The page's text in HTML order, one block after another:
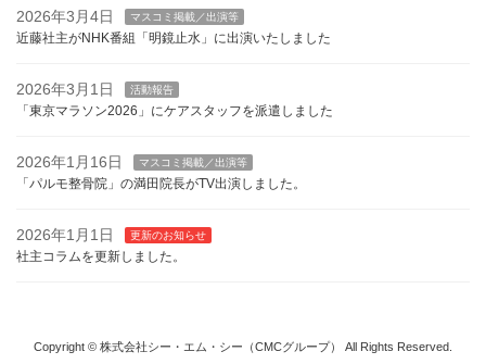
2026年3月4日 マスコミ掲載／出演等
近藤社主がNHK番組「明鏡止水」に出演いたしました
2026年3月1日 活動報告
「東京マラソン2026」にケアスタッフを派遣しました
2026年1月16日 マスコミ掲載／出演等
「パルモ整骨院」の満田院長がTV出演しました。
2026年1月1日 更新のお知らせ
社主コラムを更新しました。
Copyright © 株式会社シー・エム・シー（CMCグループ） All Rights Reserved.